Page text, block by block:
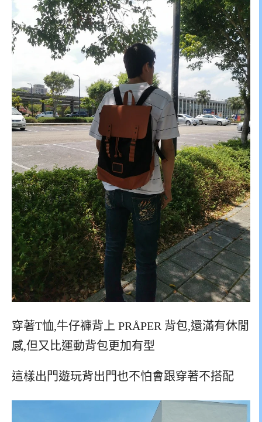
穿著T恤,牛仔褲背上 PRÅPER 背包,還滿有休閒
感,但又比運動背包更加有型
這樣出門遊玩背出門也不怕會跟穿著不搭配